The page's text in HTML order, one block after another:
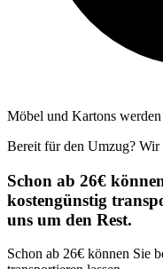
Möbel und Kartons werden
Bereit für den Umzug? Wir
Schon ab 26€
kostengünstig
uns um den Rest.
Schon ab 26€ können Sie